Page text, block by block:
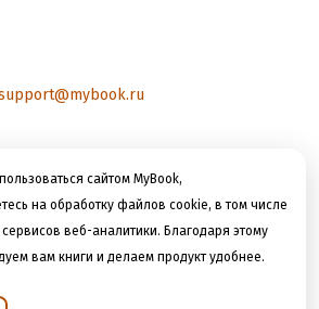
сайтом MyBook,
на обработку файлов cookie, в том числе
веб-аналитики. Благодаря этому
вам книги и делаем продукт удобнее.